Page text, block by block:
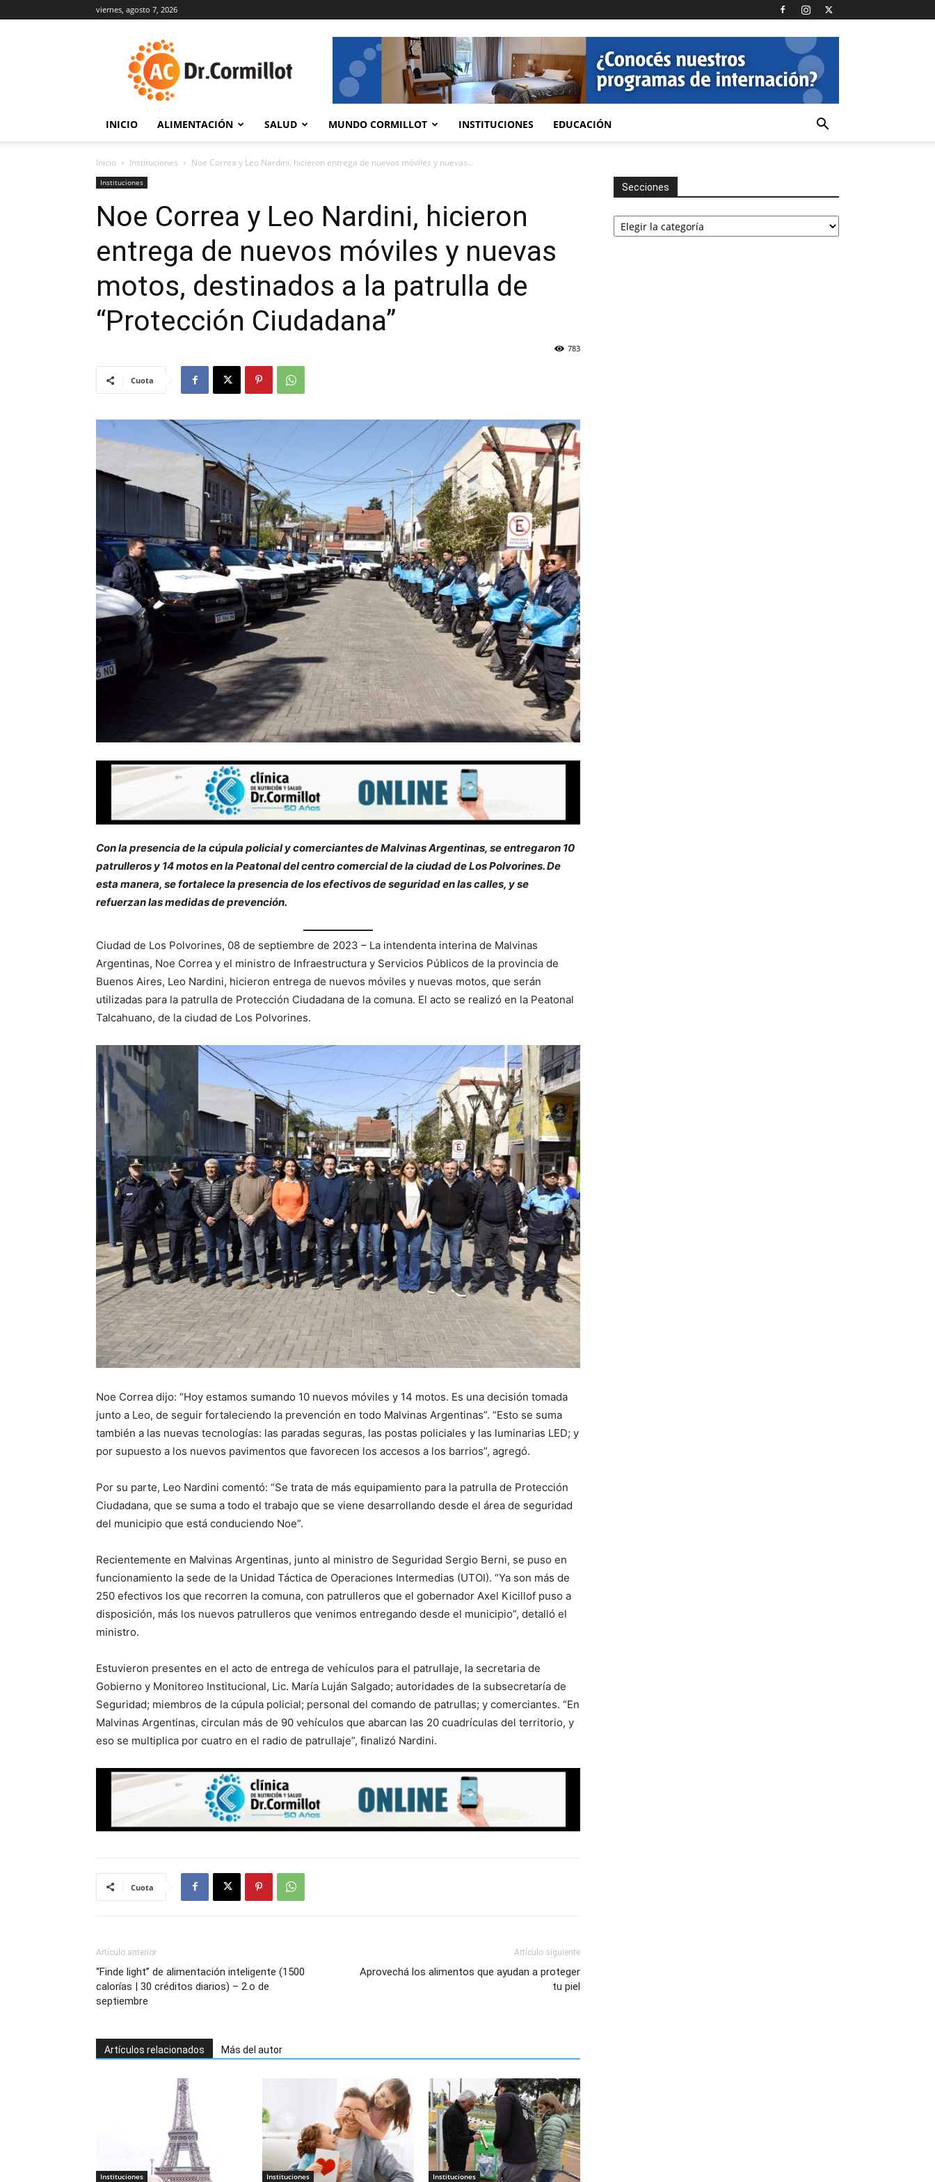
viernes, agosto 7, 2026
INICIO ALIMENTACIÓN SALUD MUNDO CORMILLOT INSTITUCIONES EDUCACIÓN
Inicio Instituciones Noe Correa y Leo Nardini, hicieron entrega de nuevos móviles y nuevas...
Instituciones
Noe Correa y Leo Nardini, hicieron
entrega de nuevos móviles y nuevas
motos, destinados a la patrulla de
“Protección Ciudadana”
783
Cuota
Con la presencia de la cúpula policial y comerciantes de Malvinas Argentinas, se entregaron 10
patrulleros y 14 motos en la Peatonal del centro comercial de la ciudad de Los Polvorines. De
esta manera, se fortalece la presencia de los efectivos de seguridad en las calles, y se
refuerzan las medidas de prevención.
Ciudad de Los Polvorines, 08 de septiembre de 2023 – La intendenta interina de Malvinas
Argentinas, Noe Correa y el ministro de Infraestructura y Servicios Públicos de la provincia de
Buenos Aires, Leo Nardini, hicieron entrega de nuevos móviles y nuevas motos, que serán
utilizadas para la patrulla de Protección Ciudadana de la comuna. El acto se realizó en la Peatonal
Talcahuano, de la ciudad de Los Polvorines.
Noe Correa dijo: “Hoy estamos sumando 10 nuevos móviles y 14 motos. Es una decisión tomada
junto a Leo, de seguir fortaleciendo la prevención en todo Malvinas Argentinas”. “Esto se suma
también a las nuevas tecnologías: las paradas seguras, las postas policiales y las luminarias LED; y
por supuesto a los nuevos pavimentos que favorecen los accesos a los barrios”, agregó.
Por su parte, Leo Nardini comentó: “Se trata de más equipamiento para la patrulla de Protección
Ciudadana, que se suma a todo el trabajo que se viene desarrollando desde el área de seguridad
del municipio que está conduciendo Noe”.
Recientemente en Malvinas Argentinas, junto al ministro de Seguridad Sergio Berni, se puso en
funcionamiento la sede de la Unidad Táctica de Operaciones Intermedias (UTOI). “Ya son más de
250 efectivos los que recorren la comuna, con patrulleros que el gobernador Axel Kicillof puso a
disposición, más los nuevos patrulleros que venimos entregando desde el municipio”, detalló el
ministro.
Estuvieron presentes en el acto de entrega de vehículos para el patrullaje, la secretaria de
Gobierno y Monitoreo Institucional, Lic. María Luján Salgado; autoridades de la subsecretaría de
Seguridad; miembros de la cúpula policial; personal del comando de patrullas; y comerciantes. “En
Malvinas Argentinas, circulan más de 90 vehículos que abarcan las 20 cuadrículas del territorio, y
eso se multiplica por cuatro en el radio de patrullaje”, finalizó Nardini.
Cuota
Artículo anterior
“Finde light” de alimentación inteligente (1500
calorías | 30 créditos diarios) – 2.o de
septiembre
Artículo siguiente
Aprovechá los alimentos que ayudan a proteger
tu piel
Artículos relacionados Más del autor
Instituciones Instituciones Instituciones
Secciones
Secciones